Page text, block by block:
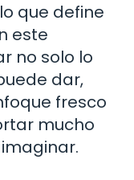
que define
este
no solo lo
dar,
fresco
mucho